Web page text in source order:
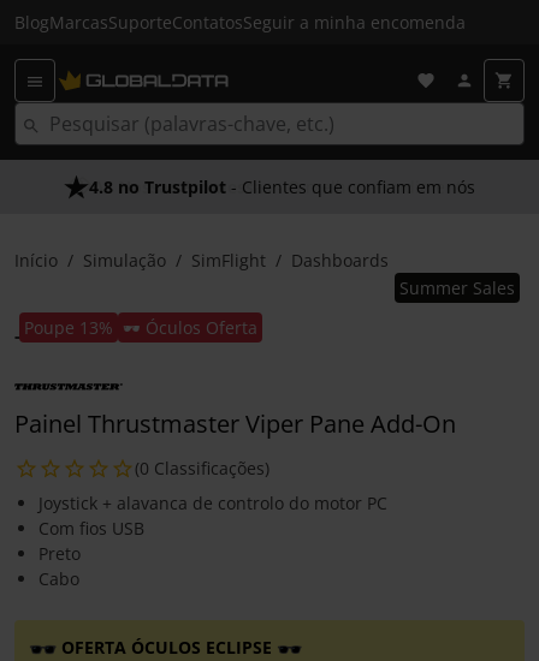
BlogMarcasSuporteContatosSeguir a minha encomenda
As Nossas Promessas- O melhor atendimento
4.8 no Trustpilot - Clientes que confiam em nós
Início Simulação SimFlight Dashboards
Poupe 13% 🕶️ Óculos Oferta
Summer Sales
Painel Thrustmaster Viper Pane Add-On
(0 Classificações)
Joystick + alavanca de controlo do motor PC
Com fios USB
Preto
Cabo
OFERTA ÓCULOS ECLIPSE